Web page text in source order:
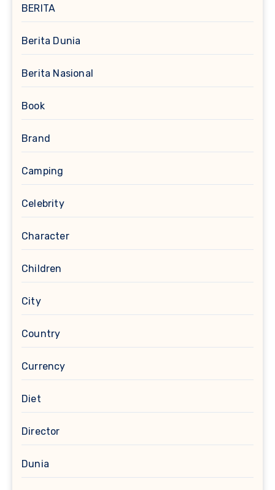
BERITA
Berita Dunia
Berita Nasional
Book
Brand
Camping
Celebrity
Character
Children
City
Country
Currency
Diet
Director
Dunia